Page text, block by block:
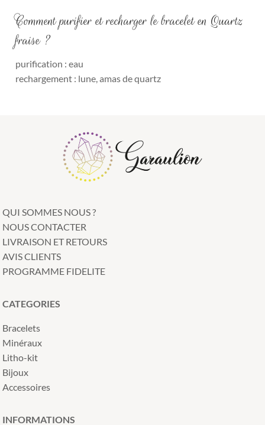
Comment purifier et recharger le bracelet en Quartz
fraise ?
purification : eau
rechargement : lune, amas de quartz
QUI SOMMES NOUS ?
NOUS CONTACTER
LIVRAISON ET RETOURS
AVIS CLIENTS
PROGRAMME FIDELITE
CATEGORIES
Bracelets
Minéraux
Litho-kit
Bijoux
Accessoires
INFORMATIONS